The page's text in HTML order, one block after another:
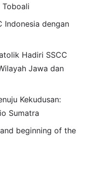
Toboali
Indonesia dengan
Hadiri SSCC
Jawa dan
Kekudusan:
Sumatra
beginning of the